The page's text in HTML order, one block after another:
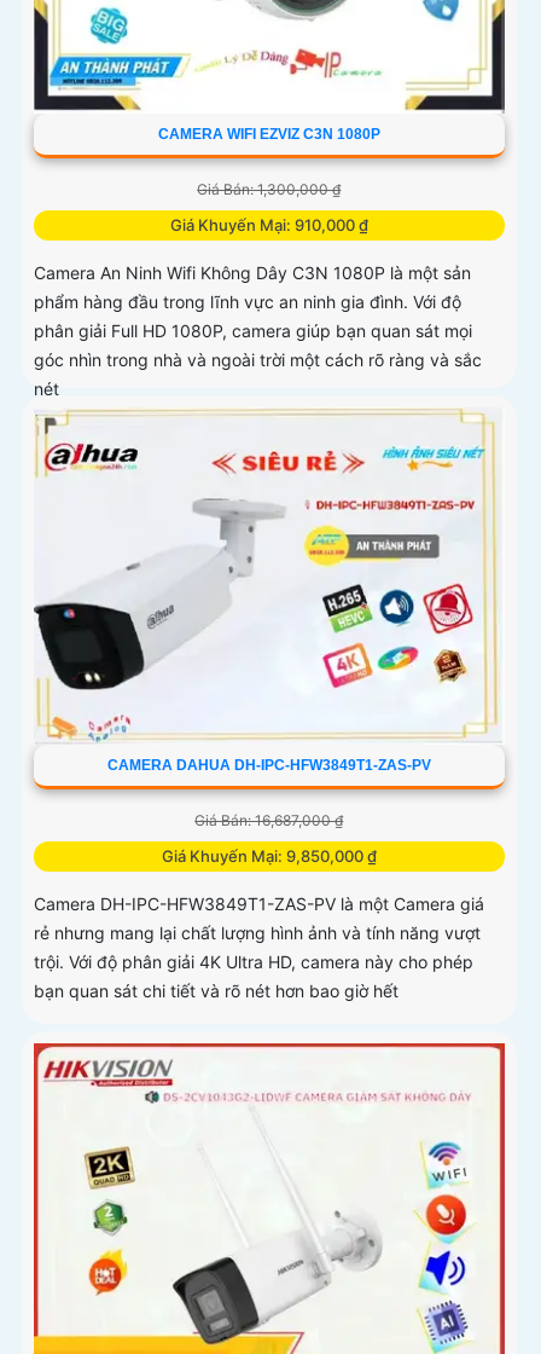
CAMERA WIFI EZVIZ C3N 1080P
Giá Bán: 1,300,000 ₫
Giá Khuyến Mại: 910,000 ₫
Camera An Ninh Wifi Không Dây C3N 1080P là một sản
phẩm hàng đầu trong lĩnh vực an ninh gia đình. Với độ
phân giải Full HD 1080P, camera giúp bạn quan sát mọi
góc nhìn trong nhà và ngoài trời một cách rõ ràng và sắc
nét
CAMERA DAHUA DH-IPC-HFW3849T1-ZAS-PV
Giá Bán: 16,687,000 ₫
Giá Khuyến Mại: 9,850,000 ₫
Camera DH-IPC-HFW3849T1-ZAS-PV là một Camera giá
rẻ nhưng mang lại chất lượng hình ảnh và tính năng vượt
trội. Với độ phân giải 4K Ultra HD, camera này cho phép
bạn quan sát chi tiết và rõ nét hơn bao giờ hết